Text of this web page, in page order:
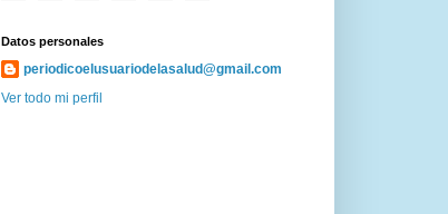
Datos personales
periodicoelusuariodelasalud@gmail.com
Ver todo mi perfil